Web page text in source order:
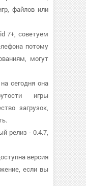
файлов или
7+, советуем
потому
могут
сегодня она
игры
загрузок,
релиз - 0.4.7,
версия
если вы